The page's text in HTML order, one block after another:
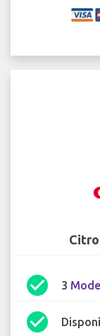
check_circle 3
check_circle